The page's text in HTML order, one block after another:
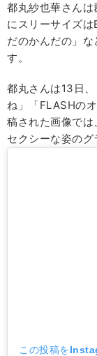
都丸紗也華さん
にスリーサイズ
だのかんだの」
す。
都丸さんは13日
ね」「FLASHの
稿された画像で
セクシーな姿のグ
この投稿を